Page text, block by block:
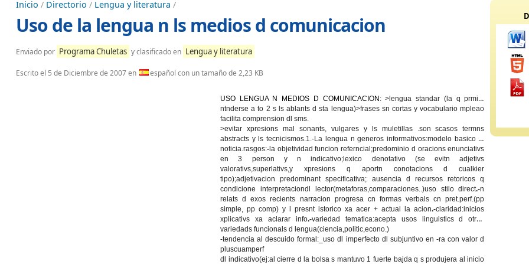
Inicio / Directorio / Lengua y literatura /
Uso de la lengua n ls medios d comunicacion
Enviado por Programa Chuletas y clasificado en Lengua y literatura
Escrito el 5 de Diciembre de 2007en español con un tamaño de 2,23 KB
USO LENGUA N MEDIOS D COMUNICACION : >lengua standar (la q prmite
ntnderse a to 2 s ls ablants d sta lengua)>frases sn cortas y vocabulario mpleao
facilita comprension dl sms.
>evitar xpresions mal sonants, vulgares y ls muletillas .son scasos termns
abstracts y ls tecnicismos.1.-La lengua n generos informativos:modelo basico la
noticia.rasgos:- la objetividad funcion referncial;predominio d oracions enunciativs
en 3 person y n indicativo;lexico denotativo (se evitn adjetivs
valorativs,superlativs,y xpresions q aportn conotacions d cualkier
tipo);adjetivacion predominant specificativa; ausencia d recursos retoricos q
condicione interpretaciondl lector(metaforas,comparaciones..)uso stilo direct.-n
relats d exos recients narracion progresa cn formas verbals cn pret.perf.(pp
simple, pp comp) y l presnt istorico xa acer + actual la acion.-claridad:inicios
xplicativs xa aclarar info.-variedad tematica:acepta usos linguistics d otras
variedads funcionals d lengua(ciencia,politic,econo.)
-tendencia al descuido formal:_uso dl imperfecto dl subjuntivo en -ra con valor d
pluscuamperf
dl indicativo(ej:al cierre d la bolsa s mantuvo 1 fuerte bajda q s produjera al inicio